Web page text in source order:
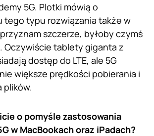
5G. Plotki mówią o
tego typu rozwiązania także w
szczerze, byłoby czymś
Oczywiście tablety giganta z
dostęp do LTE, ale 5G
większe prędkości pobierania i
plików.
o pomyśle zastosowania
w MacBookach oraz iPadach?